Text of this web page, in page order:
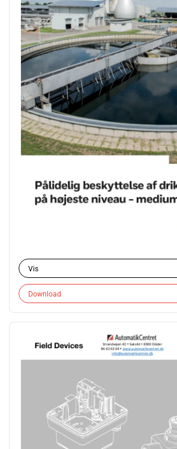
Vis
Download